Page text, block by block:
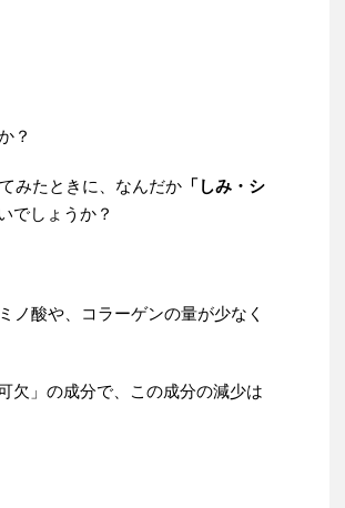
？
みたときに、なんだか 「しみ・シ
でしょうか？
ノ酸や、コラーゲンの量が少なく
欠」の成分で、この成分の減少は